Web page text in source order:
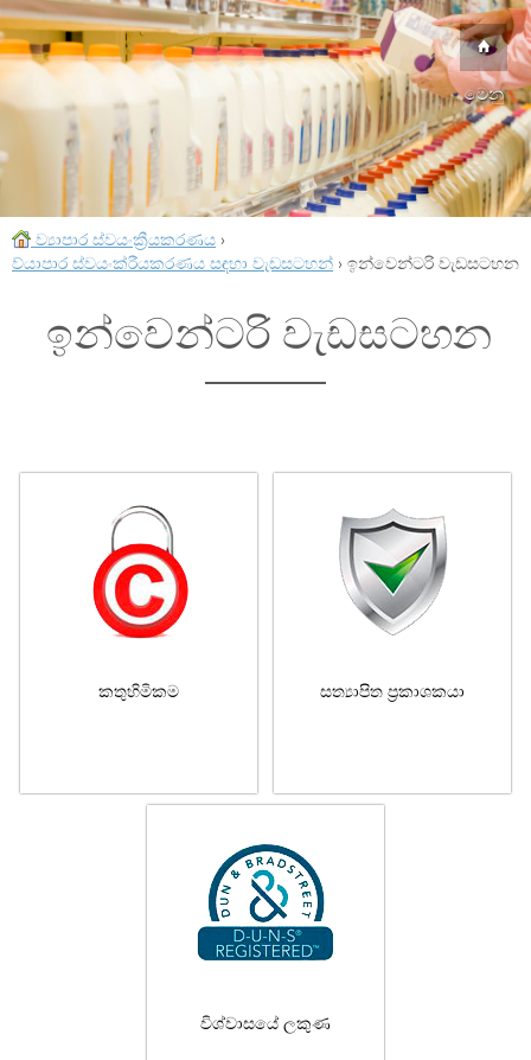
මෙනු
ව්‍යාපාර ස්වයංක්‍රීයකරණය ›
ව්යාපාර ස්වයංක්රීයකරණය සඳහා වැඩසටහන් › ඉන්වෙන්ටරි වැඩසටහන
ඉන්වෙන්ටරි වැඩසටහන
කතුහිමිකම සත්‍යාපිත ප්‍රකාශකයා
විශ්වාසයේ ලකුණ